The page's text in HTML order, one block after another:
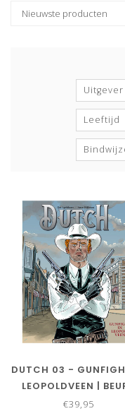
Leeftijd
DUTCH 03 -
LEOPOLDVEEN |
EDITIE
€39,95